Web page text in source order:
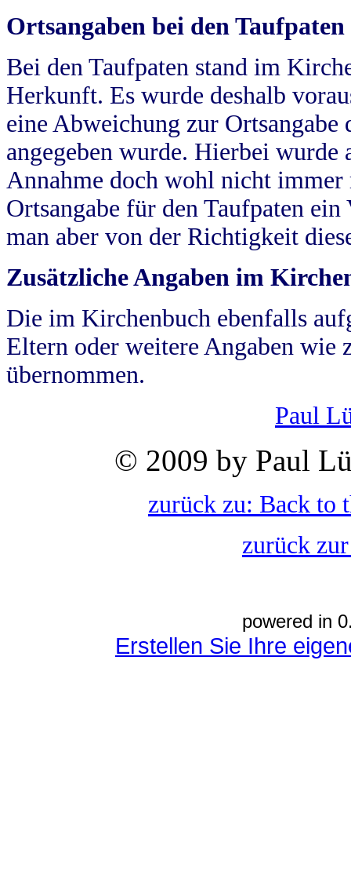
Ortsangaben bei den Taufpaten
Bei den Taufpaten stand im
Herkunft. Es wurde deshalb
eine Abweichung zur
angegeben wurde. Hierbei wurde
Annahme doch wohl nicht
Ortsangabe für den Taufpaten
man aber von der Richtigkeit
Zusätzliche Angaben im
Die im Kirchenbuch ebenfalls
Eltern oder weitere Angaben wie
übernommen.
Paul
© 2009 by Paul
zurück zu: Back to
zurück
powered in
Erstellen Sie Ihre